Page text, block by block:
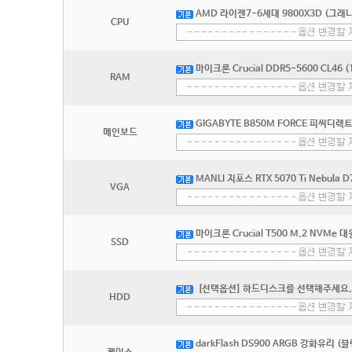
CPU
AMD 라이젠7-6세대 9800X3D (그래
RAM
마이크론 Crucial DDR5-5600 CL46
메인보드
GIGABYTE B850M FORCE 피씨디렉트
VGA
MANLI 지포스 RTX 5070 Ti Nebula
SSD
마이크론 Crucial T500 M.2 NVMe 대
HDD
[선택옵션] 하드디스크를 선택해주세요.
darkFlash DS900 ARGB 강화유리 (블